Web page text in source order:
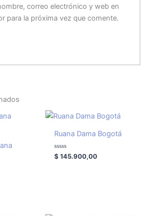
correo electrónico y web en
para la próxima vez que comente.
Ruana Dama Bogotá
Valorado
con
$ 145.900,00